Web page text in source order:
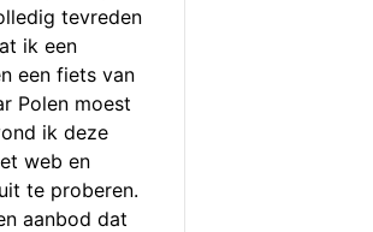
tevreden
ik een
een fiets van
Polen moest
ik deze
web en
te proberen.
aanbod dat